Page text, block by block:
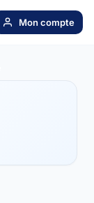
Mon compte